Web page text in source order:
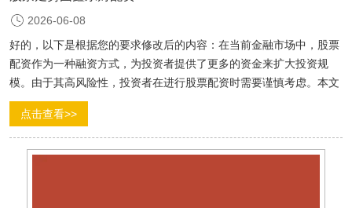
2026-06-08
好的，以下是根据您的要求修改后的内容：在当前金融市场中，股票
配资作为一种融资方式，为投资者提供了更多的资金来扩大投资规
模。由于其高风险性，投资者在进行股票配资时需要谨慎考虑。本文
将详细介绍股票配资的相关知识，帮助投资者更好地了解这一金融工
具。我们需要了解什么是股票配资。简单来说，股票配资是指投资者
通过向配资公司借款，获...
点击查看>>